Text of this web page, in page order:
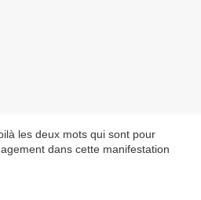
les deux mots qui sont pour
dans cette manifestation